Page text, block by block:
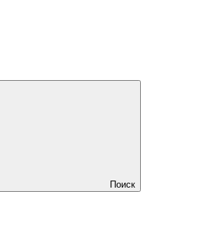
Поиск